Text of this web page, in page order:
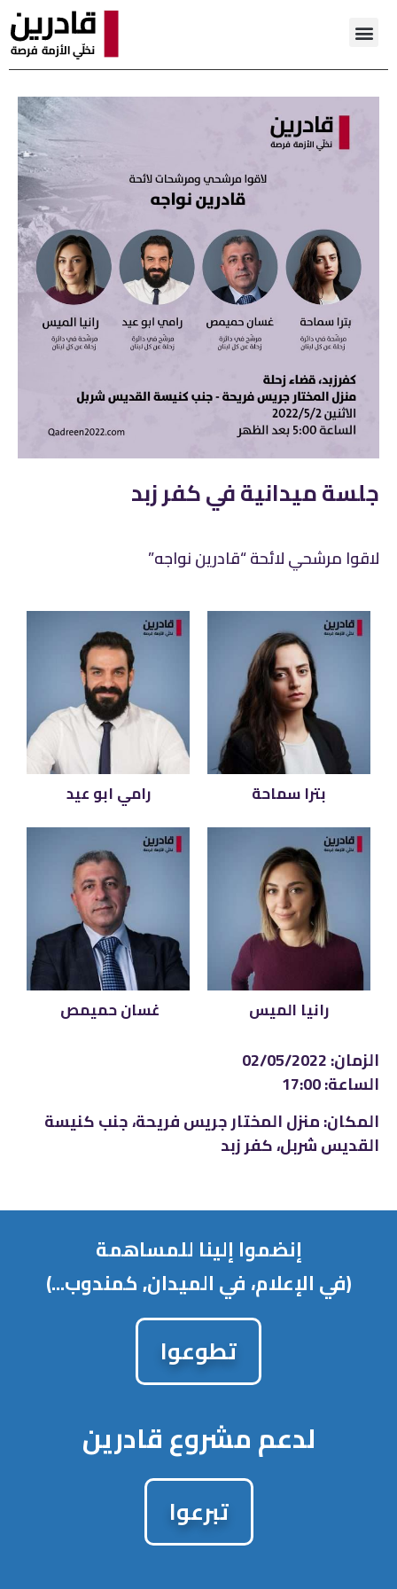
جلسة ميدانية في كفر زبد
لاقوا مرشحي لائحة “قادرين نواجه”
بترا سماحة رامي ابو عيد
رانيا الميس غسان حميمص
الزمان: 02/05/2022
الساعة: 17:00
المكان: منزل المختار جريس فريحة، جنب كنيسة
القديس شربل، كفر زبد
إنضموا إلينا للمساهمة
(في الإعلام، في الميدان, كمندوب...)
تطوعوا
لدعم مشروع قادرين
تبرعوا